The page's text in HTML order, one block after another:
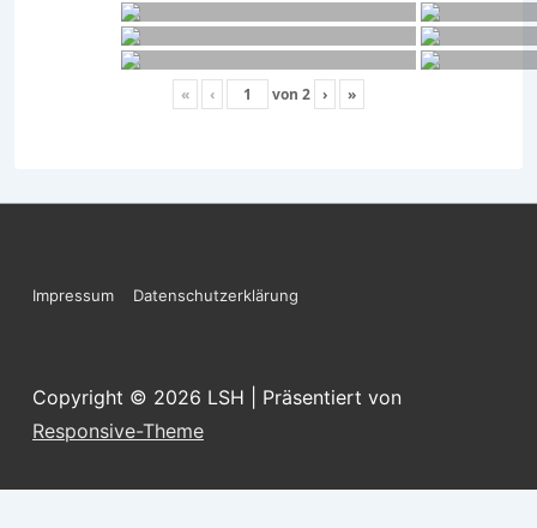
« ‹ von 2 › »
Footer-
Impressum Datenschutzerklärung
Copyright © 2026 LSH
| Präsentiert von
Responsive-Theme